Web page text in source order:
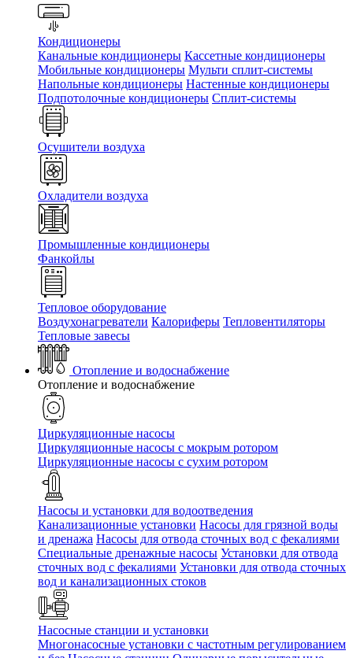
Кондиционеры
Канальные кондиционеры Кассетные кондиционеры
Мобильные кондиционеры Мульти сплит-системы
Напольные кондиционеры Настенные кондиционеры
Подпотолочные кондиционеры Сплит-системы
Осушители воздуха
Охладители воздуха
Промышленные кондиционеры
Фанкойлы
Тепловое оборудование
Воздухонагреватели Калориферы Тепловентиляторы
Тепловые завесы
Отопление и водоснабжение
Отопление и водоснабжение
Циркуляционные насосы
Циркуляционные насосы с мокрым ротором
Циркуляционные насосы с сухим ротором
Насосы и установки для водоотведения
Канализационные установки Насосы для грязной воды
и дренажа Насосы для отвода сточных вод c фекалиями
Специальные дренажные насосы Установки для отвода
сточных вод c фекалиями Установки для отвода сточных
вод и канализационных стоков
Насосные станции и установки
Многонасосные установки с частотным регулированием